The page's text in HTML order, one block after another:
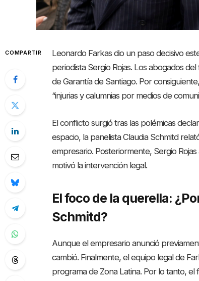
COMPARTIR
Leonardo Farkas dio un paso decisivo
periodista Sergio Rojas. Los abogados
de Garantía de Santiago. Por
“injurias y calumnias por medios de
El conflicto surgió tras las polémicas
espacio, la panelista Claudia Schmitd
empresario. Posteriormente, Sergio
motivó la intervención legal.
El foco de la querella:
Schmitd?
Aunque el empresario anunció
cambió. Finalmente, el equipo legal de
programa de Zona Latina. Por lo tanto,